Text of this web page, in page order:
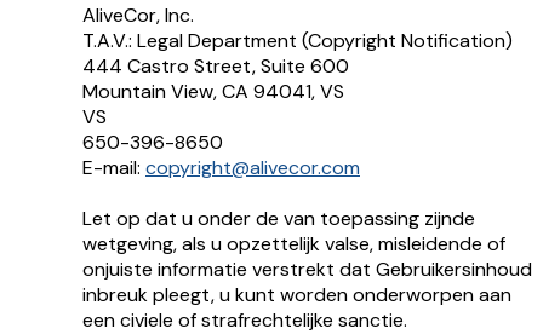
AliveCor, Inc.
T.A.V.: Legal Department (Copyright Notification)
444 Castro Street, Suite 600
Mountain View, CA 94041, VS
VS
650-396-8650
E-mail: copyright@alivecor.com
Let op dat u onder de van toepassing zijnde
wetgeving, als u opzettelijk valse, misleidende of
onjuiste informatie verstrekt dat Gebruikersinhoud
inbreuk pleegt, u kunt worden onderworpen aan
een civiele of strafrechtelijke sanctie.